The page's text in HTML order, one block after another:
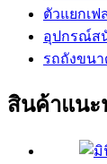
ตัวแยกเ
อุปกรณ์ส
รถถังขนา
สินค้าแนะ